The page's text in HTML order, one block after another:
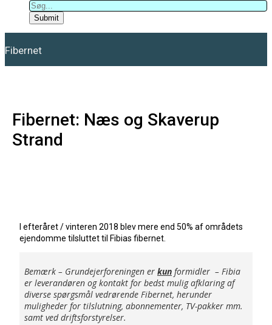
Submit
Fibernet
Fibernet: Næs og Skaverup
Strand
I efteråret / vinteren 2018 blev mere end 50% af områdets
ejendomme tilsluttet til Fibias fibernet.
Bemærk – Grundejerforeningen er kun formidler – Fibia
er leverandøren og kontakt for bedst mulig afklaring af
diverse spørgsmål vedrørende Fibernet, herunder
muligheder for tilslutning, abonnementer, TV-pakker mm.
samt ved driftsforstyrelser.